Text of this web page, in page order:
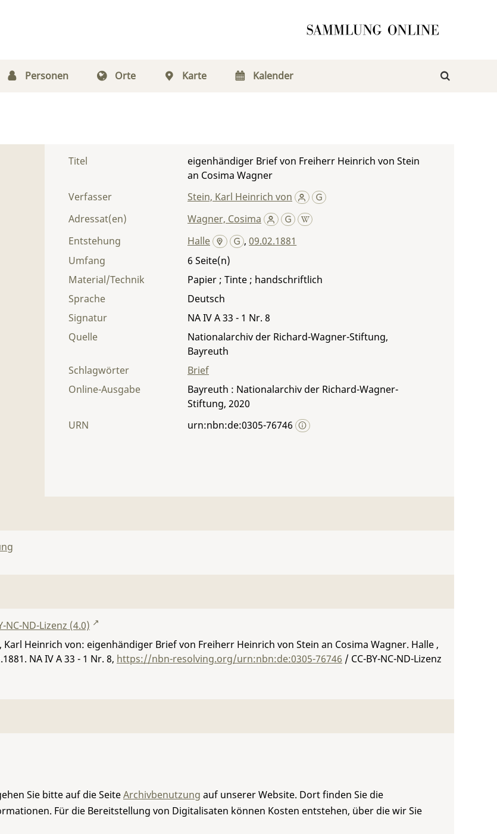
Personen Orte Karte Kalender
Titel
eigenhändiger Brief von Freiherr Heinrich von Stein
an Cosima Wagner
Verfasser
Stein, Karl Heinrich von
Adressat(en)
Wagner, Cosima
Entstehung
Halle ,09.02.1881
Umfang
6
Material/Technik
Papier ; Tinte ; handschriftlich
Sprache
Deutsch
Signatur
NA IV A 33 - 1 Nr. 8
Quelle
Nationalarchiv der Richard-Wagner-Stiftung,
Bayreuth
Schlagwörter
Brief
Online-Ausgabe
Bayreuth : Nationalarchiv der Richard-Wagner-
Stiftung, 2020
URN
urn:nbn:de:0305-76746
NC-ND-Lizenz (4.0)
Karl Heinrich von: eigenhändiger Brief von Freiherr Heinrich von Stein an Cosima Wagner. Halle ,
NA IV A 33 - 1 Nr. 8, https://nbn-resolving.org/urn:nbn:de:0305-76746 / CC-BY-NC-ND-Lizenz
Sie bitte auf die SeiteArchivbenutzung auf unserer Website. Dort finden Sie die
Für die Bereitstellung von Digitalisaten können Kosten entstehen, über die wir Sie